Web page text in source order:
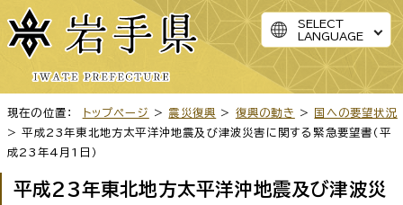
SELECT
LANGUAGE
現在の位置： トップページ > 震災復興 > 復興の動き >
国への要望状況
> 平成23年東北地方太平洋沖地震及び津波災害に関する緊急要望書（平
成23年4月1日）
平成23年東北地方太平洋沖地震及び津波災